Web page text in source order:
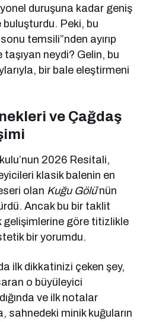
duruşuna kadar geniş
Peki, bu
temsili”nden ayırıp
neydi? Gelin, bu
bir bale eleştirmeni
ve Çağdaş
2026 Resitali,
klasik balenin en
olan Kuğu Gölü’nün
Ancak bu bir taklit
gelişimlerine göre titizlikle
bir yorumdu.
ilk dikkatinizi çeken şey,
o büyüleyici
ve ilk notalar
sahnedeki minik kuğuların